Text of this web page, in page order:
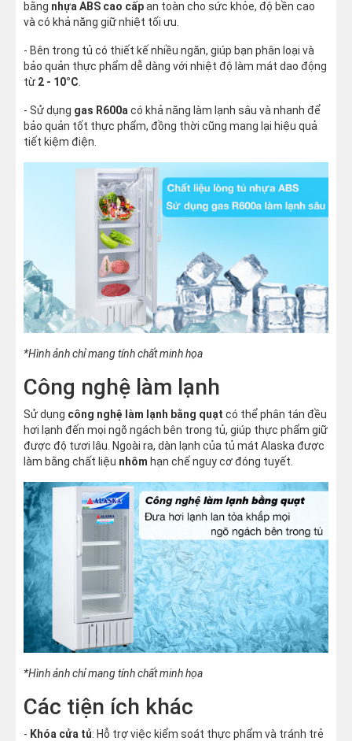
bằng nhựa ABS cao cấpan toàn cho sức khỏe, độ bền cao
và có khả năng giữ nhiệt tối ưu.
- Bên trong tủ có thiết kế nhiều ngăn, giúp bạn phân loại và
bảo quản thực phẩm dễ dàng với nhiệt độ làm mát dao động
từ 2 - 10°C.
- Sử dụng gas R600acó khả năng làm lạnh sâu và nhanh để
bảo quản tốt thực phẩm, đồng thời cũng mang lại hiệu quả
tiết kiệm điện.
*Hình ảnh chỉ mang tính chất minh họa
Công nghệ làm lạnh
Sử dụng công nghệ làm lạnh bằng quạt có thể phân tán đều
hơi lạnh đến mọi ngõ ngách bên trong tủ, giúp thực phẩm giữ
được độ tươi lâu. Ngoài ra, dàn lạnh của tủ mát Alaska được
làm bằng chất liệu nhôm hạn chế nguy cơ đóng tuyết.
*Hình ảnh chỉ mang tính chất minh họa
Các tiện ích khác
- Khóa cửa tủ: Hỗ trợ việc kiểm soát thực phẩm và tránh trẻ